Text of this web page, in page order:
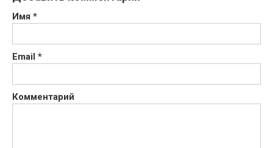
Имя *
Email *
Комментарий